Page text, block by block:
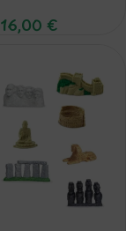
16,00 €